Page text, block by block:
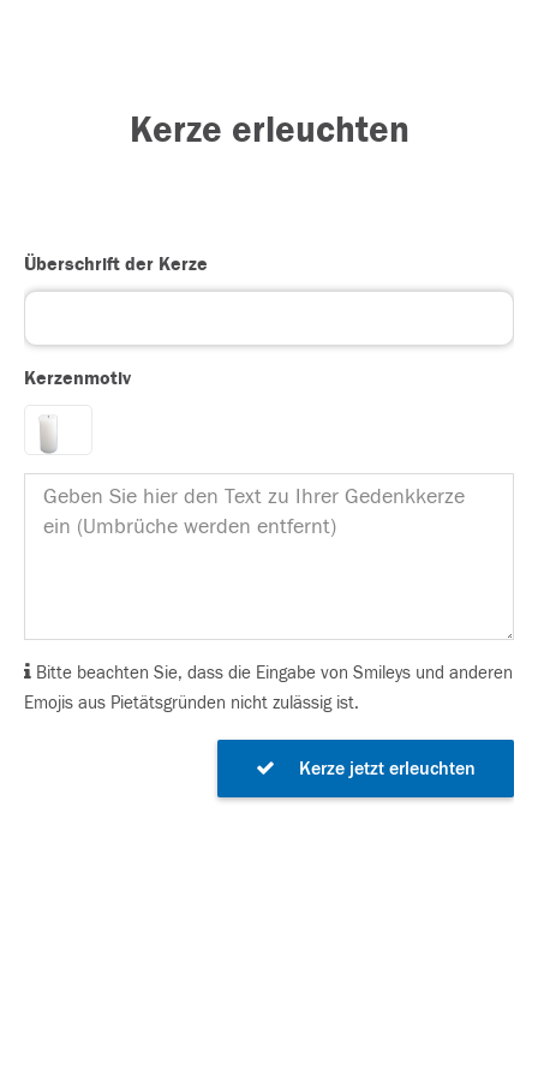
Kerze erleuchten
Überschrift der Kerze
Kerzenmotiv
Bitte beachten Sie, dass die Eingabe von Smileys und anderen
Emojis aus Pietätsgründen nicht zulässig ist.
Kerze jetzt erleuchten